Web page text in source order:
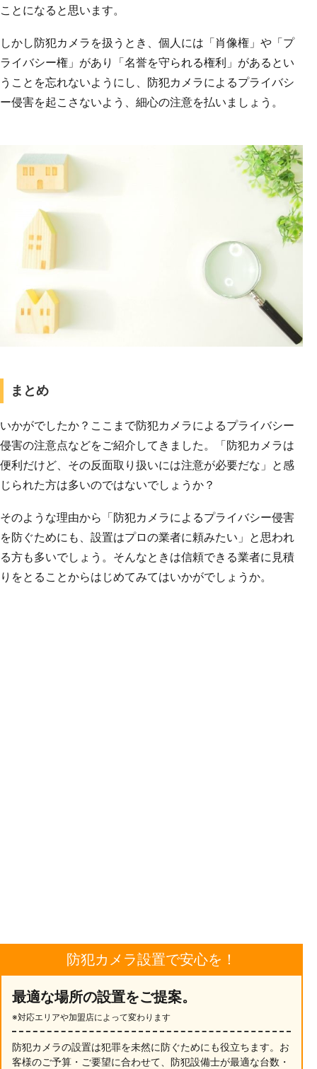
ことになると思います。
しかし防犯カメラを扱うとき、個人には「肖像権」や「プ
ライバシー権」があり「名誉を守られる権利」があるとい
うことを忘れないようにし、防犯カメラによるプライバシ
ー侵害を起こさないよう、細心の注意を払いましょう。
まとめ
いかがでしたか？ここまで防犯カメラによるプライバシー
侵害の注意点などをご紹介してきました。「防犯カメラは
便利だけど、その反面取り扱いには注意が必要だな」と感
じられた方は多いのではないでしょうか？
そのような理由から「防犯カメラによるプライバシー侵害
を防ぐためにも、設置はプロの業者に頼みたい」と思われ
る方も多いでしょう。そんなときは信頼できる業者に見積
りをとることからはじめてみてはいかがでしょうか。
防犯カメラ設置で安心を！
最適な場所の設置をご提案。
※対応エリアや加盟店によって変わります
防犯カメラの設置は犯罪を未然に防ぐためにも役立ちます。お
客様のご予算・ご要望に合わせて、防犯設備士が最適な台数・